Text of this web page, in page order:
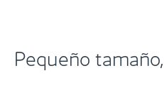
Pequeño